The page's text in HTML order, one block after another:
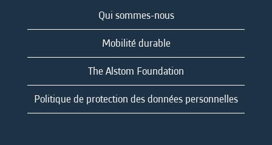
Qui sommes-nous
Mobilité durable
The Alstom Foundation
Politique de protection des données personnelles